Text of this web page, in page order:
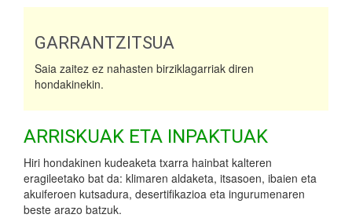
GARRANTZITSUA
Saia zaitez ez nahasten birziklagarriak diren
hondakinekin.
ARRISKUAK ETA INPAKTUAK
Hiri hondakinen kudeaketa txarra hainbat kalteren
eragileetako bat da: klimaren aldaketa, itsasoen, ibaien eta
akuiferoen kutsadura, desertifikazioa eta ingurumenaren
beste arazo batzuk.